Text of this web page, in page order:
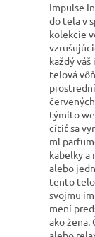
Impulse
do tela v
kolekcie
každý
telová
týmito
cítiť sa
ml
kabelky a
alebo
tento
svojmu
mení
ako žena.